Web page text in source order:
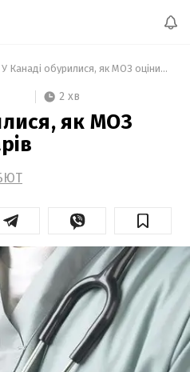
У Канаді обурилися, як МОЗ оцінило їх лікарів
2 хв
як МОЗ